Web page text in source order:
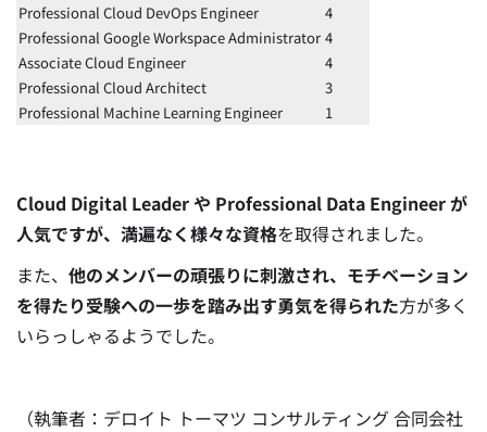
Professional Cloud DevOps Engineer
4
Professional Google Workspace Administrator 4
Associate Cloud Engineer
4
Professional Cloud Architect
3
Professional Machine Learning Engineer
1
Cloud Digital Leader や Professional Data Engineer が
人気ですが、満遍なく様々な資格を取得されました。
また、 他のメンバーの頑張りに刺激され、モチベーション
を得たり受験への一歩を踏み出す勇気を得られた方が多く
いらっしゃるようでした。
（執筆者：デロイト トーマツ コンサルティング 合同会社